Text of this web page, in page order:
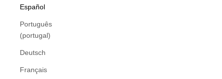
Español
Português
(portugal)
Deutsch
Français